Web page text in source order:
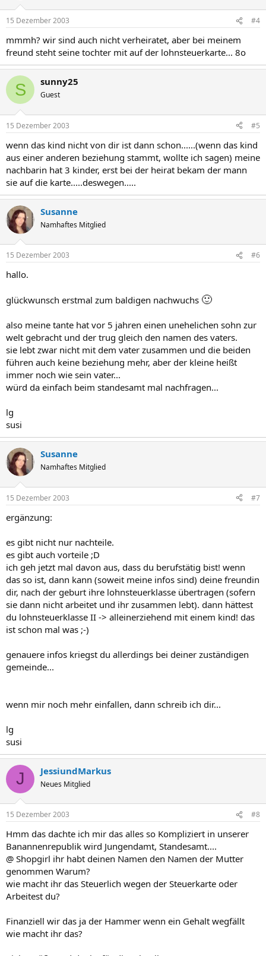
15 Dezember 2003 #4
mmmh? wir sind auch nicht verheiratet, aber bei meinem
freund steht seine tochter mit auf der lohnsteuerkarte... 8o
S sunny25
Guest
15 Dezember 2003 #5
wenn das kind nicht von dir ist dann schon......(wenn das kind
aus einer anderen beziehung stammt, wollte ich sagen) meine
nachbarin hat 3 kinder, erst bei der heirat bekam der mann
sie auf die karte.....deswegen.....
Susanne
Namhaftes Mitglied
15 Dezember 2003 #6
hallo.
glückwunsch erstmal zum baldigen nachwuchs 🙂
also meine tante hat vor 5 jahren einen unehelichen sohn zur
welt gebracht und der trug gleich den namen des vaters.
sie lebt zwar nicht mit dem vater zusammen und die beiden
führen auch keine beziehung mehr, aber der kleine heißt
immer noch wie sein vater...
würd da einfach beim standesamt mal nachfragen...
lg
susi
Susanne
Namhaftes Mitglied
15 Dezember 2003 #7
ergänzung:
es gibt nicht nur nachteile.
es gibt auch vorteile ;D
ich geh jetzt mal davon aus, dass du berufstätig bist! wenn
das so ist, dann kann (soweit meine infos sind) deine freundin
dir, nach der geburt ihre lohnsteuerklasse übertragen (sofern
sie dann nicht arbeitet und ihr zusammen lebt). dann hättest
du lohnsteuerklasse II -> alleinerziehend mit einem kind! das
ist schon mal was ;-)
genauere infos kriegst du allerdings bei deiner zuständigen
gemeinde...
wenn mir noch mehr einfallen, dann schreib ich dir...
lg
susi
J JessiundMarkus
Neues Mitglied
15 Dezember 2003 #8
Hmm das dachte ich mir das alles so Kompliziert in unserer
Banannenrepublik wird Jungendamt, Standesamt....
@ Shopgirl ihr habt deinen Namen den Namen der Mutter
genommen Warum?
wie macht ihr das Steuerlich wegen der Steuerkarte oder
Arbeitest du?
Finanziell wir das ja der Hammer wenn ein Gehalt wegfällt
wie macht ihr das?